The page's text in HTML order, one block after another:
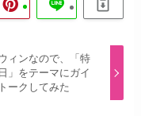
ィンなので、「特
」をテーマにガイ
ークしてみた